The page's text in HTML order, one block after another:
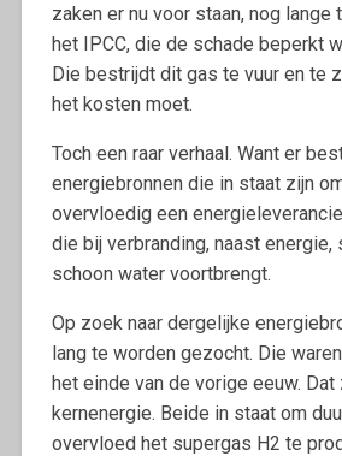
zaken er nu voor staan, nog lange
het IPCC, die de schade beperkt
Die bestrijdt dit gas te vuur en te
het kosten moet.
Toch een raar verhaal. Want er
energiebronnen die in staat zijn
overvloedig een
die bij verbranding, naast energie,
schoon water voortbrengt.
Op zoek naar dergelijke
lang te worden gezocht. Die
het einde van de vorige eeuw. Dat
kernenergie. Beide in staat om
overvloed het supergas H2 te